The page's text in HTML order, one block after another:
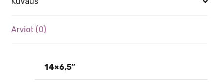
Arviot (0)
14×6,5″